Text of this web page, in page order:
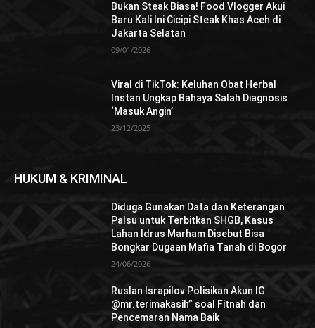
Bukan Steak Biasa! Food Vlogger Akui
Baru Kali Ini Cicipi Steak Khas Aceh di
Jakarta Selatan
09/01/2026
Viral di TikTok: Keluhan Obat Herbal
Instan Ungkap Bahaya Salah Diagnosis
‘Masuk Angin’
23/12/2025
HUKUM & KRIMINAL
Diduga Gunakan Data dan Keterangan
Palsu untuk Terbitkan SHGB, Kasus
Lahan Idrus Marham Disebut Bisa
Bongkar Dugaan Mafia Tanah di Bogor
24/06/2026
Ruslan Israpilov Polisikan Akun IG
@mr.terimakasih” soal Fitnah dan
Pencemaran Nama Baik